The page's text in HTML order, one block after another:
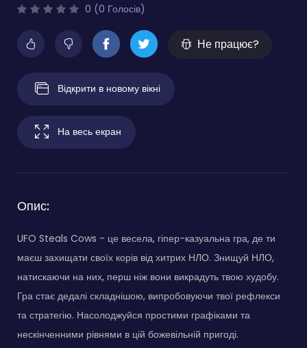
0 (0 Голосів)
Не працює?
Відкрити в новому вікні
На весь екран
Опис:
UFO Steals Cows - це весела, гіпер-казуальна гра, де ти
маєш захищати своїх корів від хитрих НЛО. Знищуй НЛО,
натискаючи на них, перш ніж вони викрадуть твою худобу.
Гра стає дедалі складнішою, випробовуючи твої рефлекси
та стратегію. Насолоджуйся простими графіками та
нескінченними рівнями в цій божевільній пригоді.